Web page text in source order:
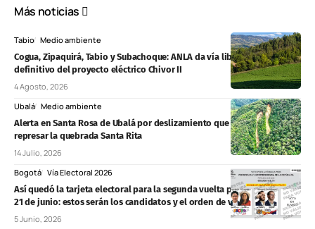
Más noticias
Tabio Medio ambiente
Cogua, Zipaquirá, Tabio y Subachoque: ANLA da vía libre al tramo
definitivo del proyecto eléctrico Chivor II
4 Agosto, 2026
Ubalá Medio ambiente
Alerta en Santa Rosa de Ubalá por deslizamiento que amenaza con
represar la quebrada Santa Rita
14 Julio, 2026
Bogotá Vía Electoral 2026
Así quedó la tarjeta electoral para la segunda vuelta presidencial del
21 de junio: estos serán los candidatos y el orden de votación
5 Junio, 2026